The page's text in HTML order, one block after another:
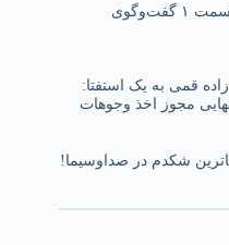
۶ نکته‌ی کوتاه از قسمت ۱ گفت‌وگوی
قمی به یک استفتا:
مجوز اخذ وجوهات
شکدم در صداوسیما!